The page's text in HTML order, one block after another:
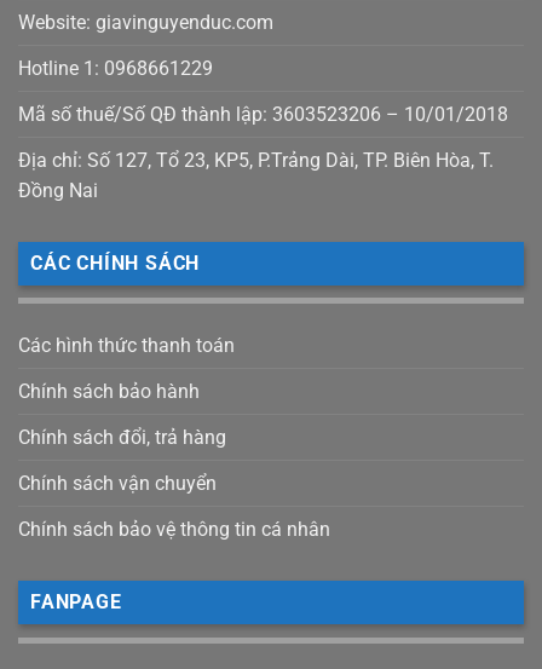
Website: giavinguyenduc.com
Hotline 1: 0968661229
Mã số thuế/Số QĐ thành lập: 3603523206 – 10/01/2018
Địa chỉ: Số 127, Tổ 23, KP5, P.Trảng Dài, TP. Biên Hòa, T.
Đồng Nai
CÁC CHÍNH SÁCH
Các hình thức thanh toán
Chính sách bảo hành
Chính sách đổi, trả hàng
Chính sách vận chuyển
Chính sách bảo vệ thông tin cá nhân
FANPAGE